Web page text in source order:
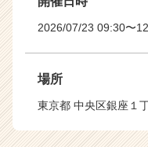
2026/07/23 09:30〜
場所
東京都 中央区銀座１